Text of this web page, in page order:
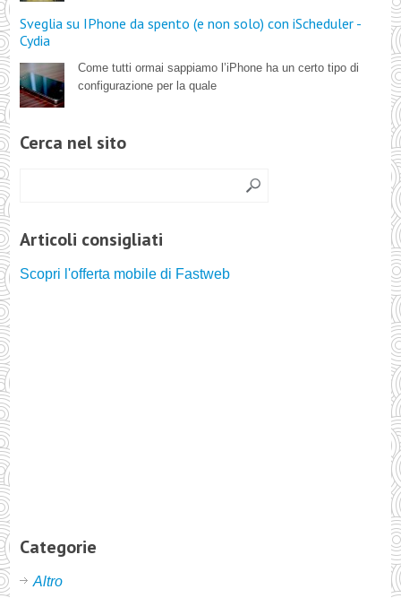
Sveglia su IPhone da spento (e non solo) con iScheduler -
Cydia
Come tutti ormai sappiamo l’iPhone ha un certo tipo di
configurazione per la quale
Cerca nel sito
Articoli consigliati
Scopri l'offerta mobile di Fastweb
Categorie
Altro